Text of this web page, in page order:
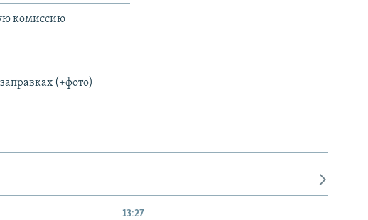
комиссию
(+фото)
13:27